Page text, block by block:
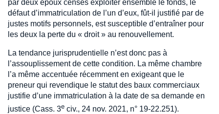
par deux époux censés exploiter ensemble le fonds, le
défaut d’immatriculation de l’un d’eux, fût-il justifié par de
justes motifs personnels, est susceptible d’entraîner pour
les deux la perte du « droit » au renouvellement.
La tendance jurisprudentielle n’est donc pas à
l’assouplissement de cette condition. La même chambre
l’a même accentuée récemment en exigeant que le
preneur qui revendique le statut des baux commerciaux
justifie d’une immatriculation à la date de sa demande en
justice (Cass. 3e civ., 24 nov. 2021, n° 19-22.251).